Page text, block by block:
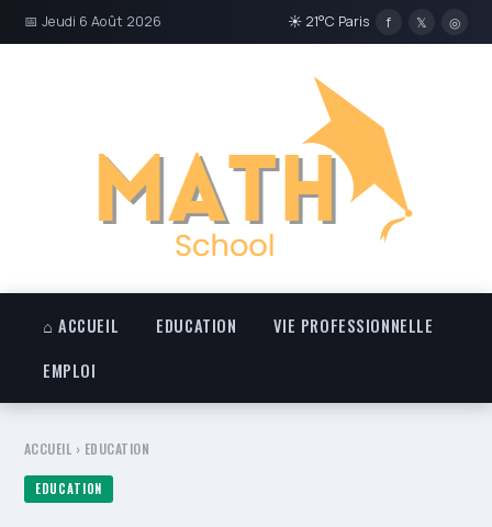
📅 Jeudi 6 Août 2026 ☀ 21°C Paris f 𝕏 ◎
⌂ ACCUEIL EDUCATION
VIE PROFESSIONNELLE
EMPLOI
ACCUEIL › EDUCATION
EDUCATION